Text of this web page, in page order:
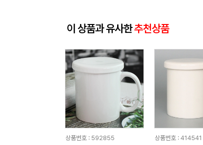
이 상품과 유사한추천상품
상품번호 : 592855
상품번호 : 414541